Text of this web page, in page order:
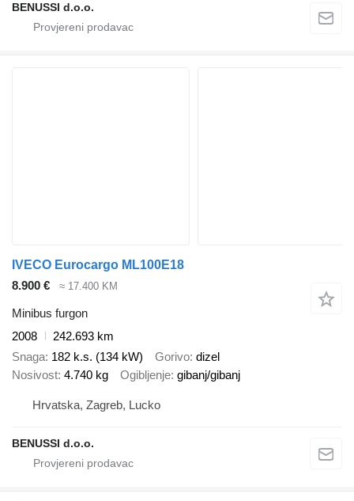
BENUSSI d.o.o.
IVECO Eurocargo ML100E18
8.900 €
≈ 17.400 KM
Minibus furgon
2008
242.693 km
Snaga 182 k.s. (134 kW) Gorivo dizel
Nosivost 4.740 kg Ogibljenje gibanj/gibanj
Hrvatska, Zagreb, Lucko
BENUSSI d.o.o.